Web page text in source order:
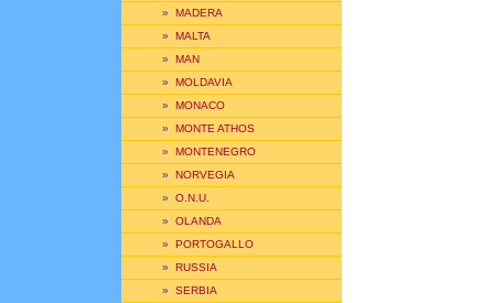
» MADERA
» MALTA
» MAN
» MOLDAVIA
» MONACO
» MONTE ATHOS
» MONTENEGRO
» NORVEGIA
» O.N.U.
» OLANDA
» PORTOGALLO
» RUSSIA
» SERBIA